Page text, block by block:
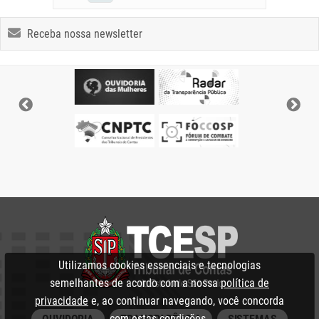
Receba nossa newsletter
Utilizamos cookies essenciais e tecnologias
semelhantes de acordo com a nossapolítica de
privacidade e, ao continuar navegando, você concorda